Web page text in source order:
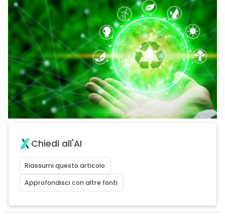
Chiedi all'AI
Riassumi questo articolo
Approfondisci con altre fonti